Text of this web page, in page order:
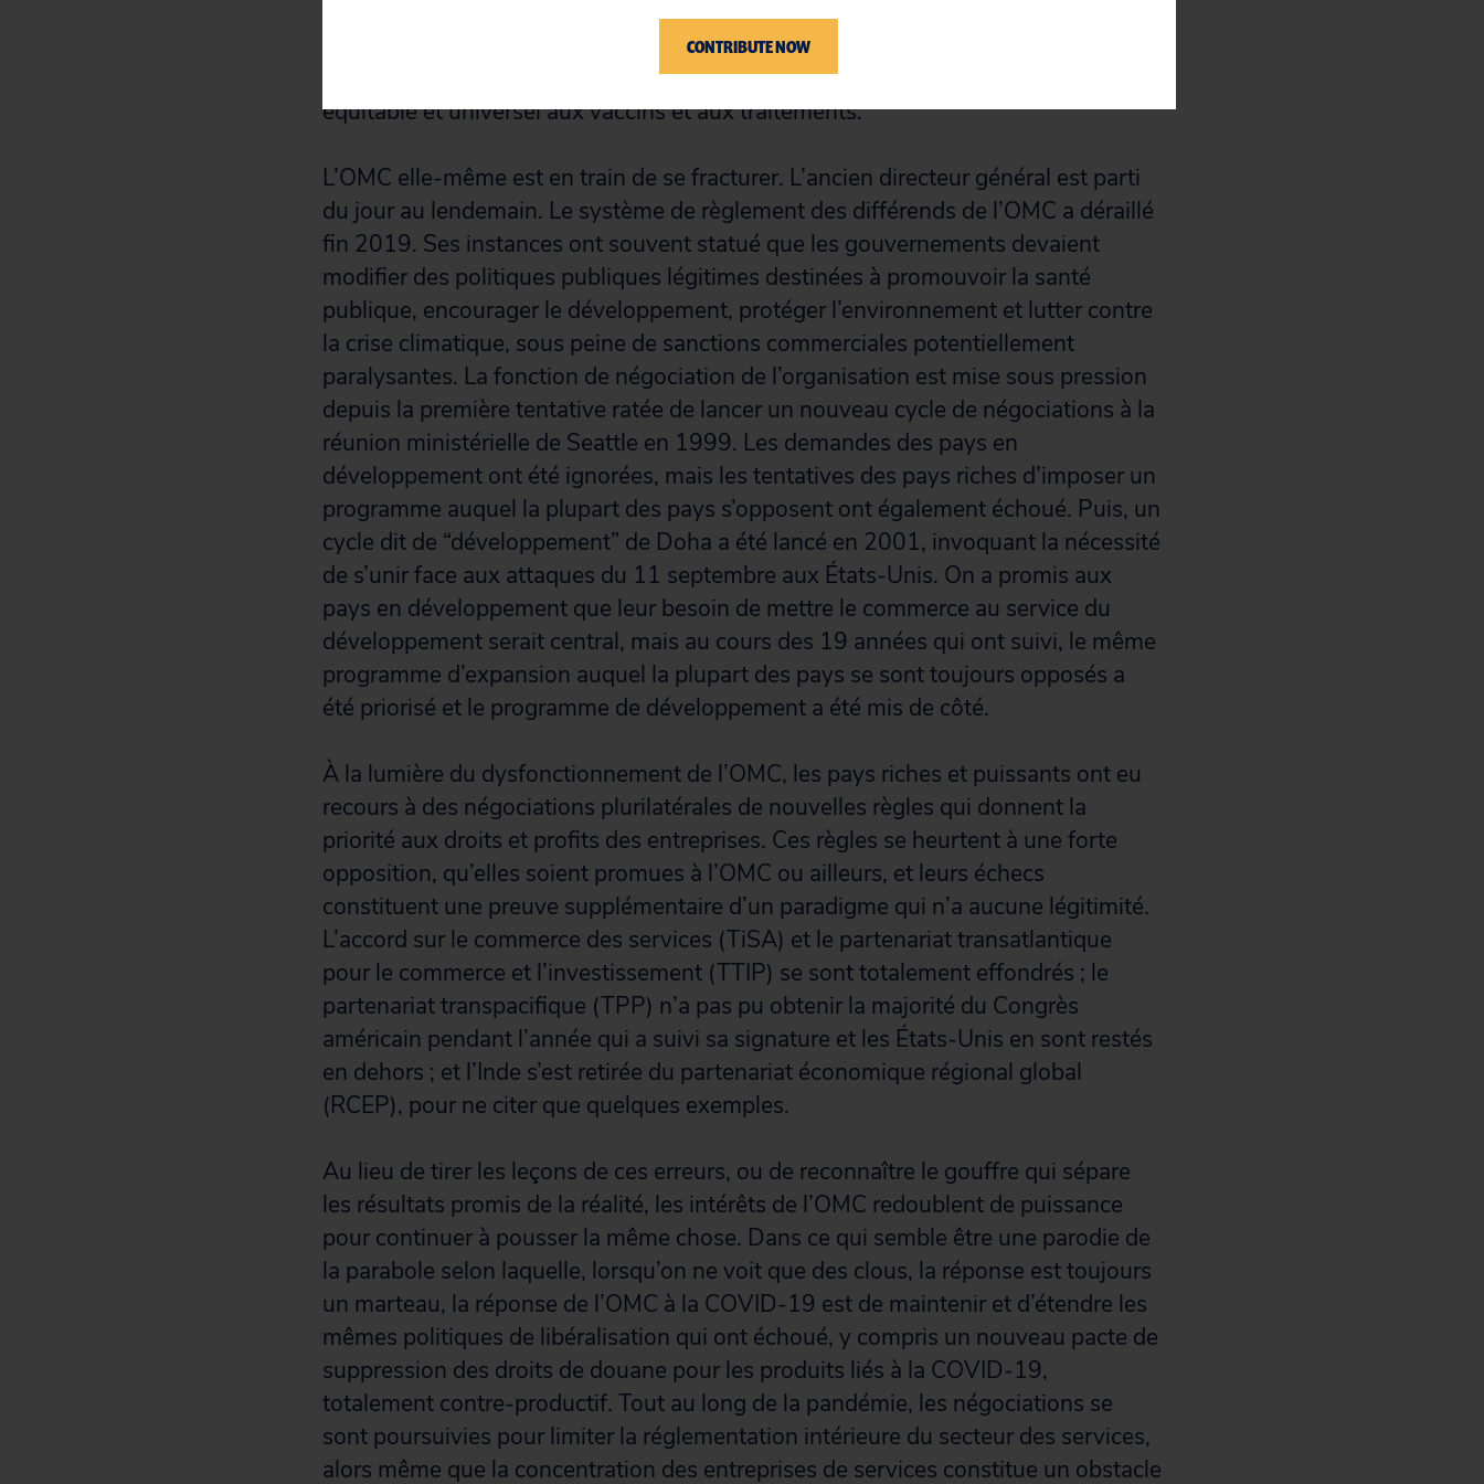
maximiser les profits des sociétés pharmaceutiques plutôt que la santé publique,
ont fait augmenter les prix des médicaments qui sont essentiels pour combattre la
COVID-19 dans de nombreux pays et pourraient devenir un obstacle à l’accès
équitable et universel aux vaccins et aux traitements.
L’OMC elle-même est en train de se fracturer. L’ancien directeur général est parti
du jour au lendemain. Le système de règlement des différends de l’OMC a déraillé
fin 2019. Ses instances ont souvent statué que les gouvernements devaient
modifier des politiques publiques légitimes destinées à promouvoir la santé
publique, encourager le développement, protéger l’environnement et lutter contre
la crise climatique, sous peine de sanctions commerciales potentiellement
paralysantes. La fonction de négociation de l’organisation est mise sous pression
depuis la première tentative ratée de lancer un nouveau cycle de négociations à la
réunion ministérielle de Seattle en 1999. Les demandes des pays en
développement ont été ignorées, mais les tentatives des pays riches d’imposer un
programme auquel la plupart des pays s’opposent ont également échoué. Puis, un
cycle dit de “développement” de Doha a été lancé en 2001, invoquant la nécessité
de s’unir face aux attaques du 11 septembre aux États-Unis. On a promis aux
pays en développement que leur besoin de mettre le commerce au service du
développement serait central, mais au cours des 19 années qui ont suivi, le même
programme d’expansion auquel la plupart des pays se sont toujours opposés a
été priorisé et le programme de développement a été mis de côté.
À la lumière du dysfonctionnement de l’OMC, les pays riches et puissants ont eu
recours à des négociations plurilatérales de nouvelles règles qui donnent la
priorité aux droits et profits des entreprises. Ces règles se heurtent à une forte
opposition, qu’elles soient promues à l’OMC ou ailleurs, et leurs échecs
constituent une preuve supplémentaire d’un paradigme qui n’a aucune légitimité.
L’accord sur le commerce des services (TiSA) et le partenariat transatlantique
pour le commerce et l’investissement (TTIP) se sont totalement effondrés ; le
partenariat transpacifique (TPP) n’a pas pu obtenir la majorité du Congrès
américain pendant l’année qui a suivi sa signature et les États-Unis en sont restés
en dehors ; et l’Inde s’est retirée du partenariat économique régional global
(RCEP), pour ne citer que quelques exemples.
Au lieu de tirer les leçons de ces erreurs, ou de reconnaître le gouffre qui sépare
les résultats promis de la réalité, les intérêts de l’OMC redoublent de puissance
pour continuer à pousser la même chose. Dans ce qui semble être une parodie de
la parabole selon laquelle, lorsqu’on ne voit que des clous, la réponse est toujours
un marteau, la réponse de l’OMC à la COVID-19 est de maintenir et d’étendre les
mêmes politiques de libéralisation qui ont échoué, y compris un nouveau pacte de
suppression des droits de douane pour les produits liés à la COVID-19,
totalement contre-productif. Tout au long de la pandémie, les négociations se
sont poursuivies pour limiter la réglementation intérieure du secteur des services,
alors même que la concentration des entreprises de services constitue un obstacle
CONTRIBUTE NOW